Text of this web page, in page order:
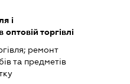
і
торгівлі
ремонт
та предметів